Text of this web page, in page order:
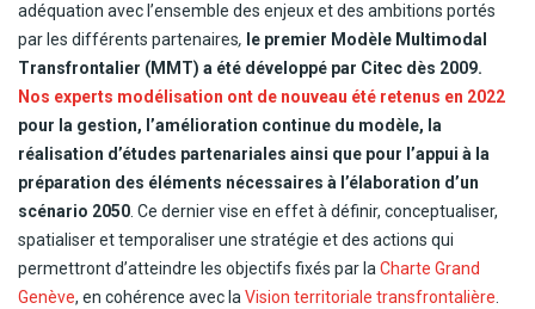
adéquation avec l’ensemble des enjeux et des ambitions portés
par les différents partenaires, le premier Modèle Multimodal
Transfrontalier (MMT) a été développé par Citec dès 2009.
Nos experts modélisation ont de nouveau été retenus en 2022
pour la gestion, l’amélioration continue du modèle, la
réalisation d’études partenariales ainsi que pour l’appui à la
préparation des éléments nécessaires à l’élaboration d’un
scénario 2050. Ce dernier vise en effet à définir, conceptualiser,
spatialiser et temporaliser une stratégie et des actions qui
permettront d’atteindre les objectifs fixés par laCharte Grand
Genève, en cohérence avec laVision territoriale transfrontalière.